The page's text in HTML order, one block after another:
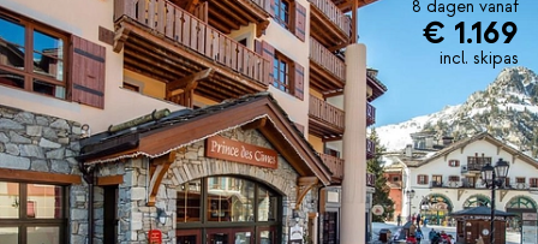
8 dagen vanaf
€ 1.169
incl. skipas